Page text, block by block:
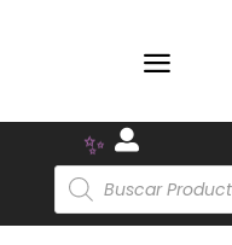
a

Búsqueda
de
productos
✨